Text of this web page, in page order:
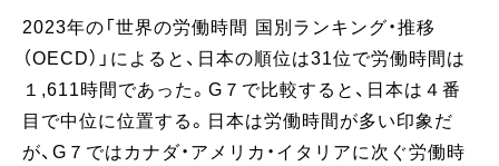
2023年の「世界の労働時間 国別ランキング・推移
（OECD）」によると、日本の順位は31位で労働時間は
１,611時間であった。G７で比較すると、日本は４番
目で中位に位置する。日本は労働時間が多い印象だ
が、G７ではカナダ・アメリカ・イタリアに次ぐ労働時